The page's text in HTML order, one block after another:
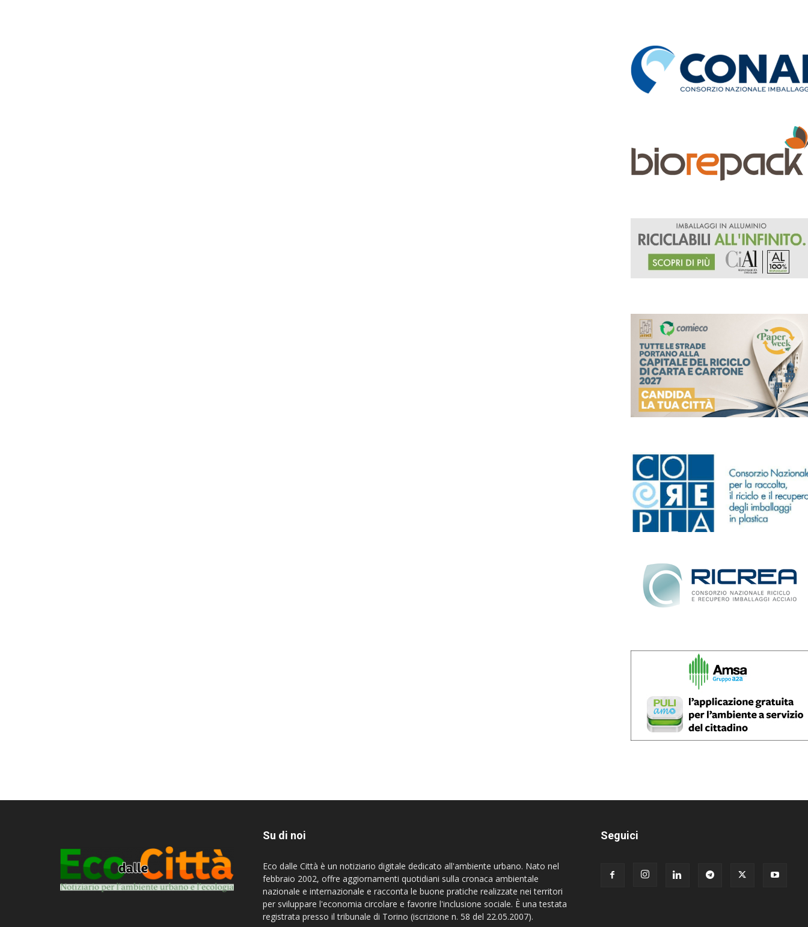
Su di noi
Eco dalle Città è un notiziario digitale dedicato all'ambiente urbano. Nato nel
febbraio 2002, offre aggiornamenti quotidiani sulla cronaca ambientale
nazionale e internazionale e racconta le buone pratiche realizzate nei territori
per sviluppare l'economia circolare e favorire l'inclusione sociale. È una testata
registrata presso il tribunale di Torino (iscrizione n. 58 del 22.05.2007).
Seguici